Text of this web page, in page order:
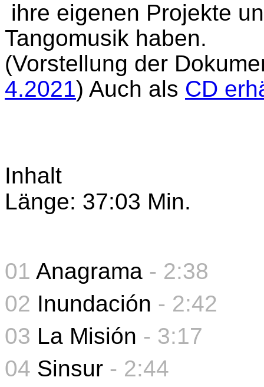
ihre eigenen Projekte
Tangomusik haben.
(Vorstellung der
4.2021) Auch als CD
Inhalt
Länge: 37:03 Min.
01 Anagrama - 2:38
02 Inundación - 2:42
03 La Misión - 3:17
04 Sinsur - 2:44